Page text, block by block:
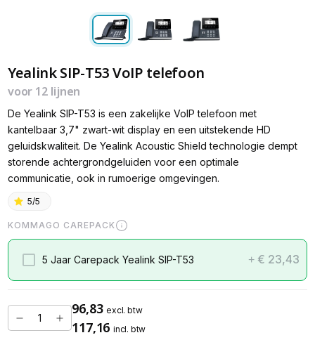
Yealink SIP-T53 VoIP telefoon
voor 12 lijnen
De Yealink SIP-T53 is een zakelijke VoIP telefoon met
kantelbaar 3,7" zwart-wit display en een uitstekende HD
geluidskwaliteit. De Yealink Acoustic Shield technologie dempt
storende achtergrondgeluiden voor een optimale
communicatie, ook in rumoerige omgevingen.
5/5
KOMMAGO CAREPACK
5 Jaar Carepack Yealink SIP-T53 + € 23,43
96,83 excl. btw
117,16 incl. btw